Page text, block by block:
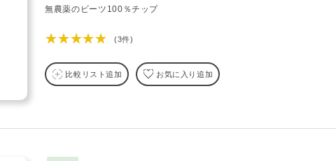
無農薬のビーツ100％チップ
★★★★★ (3件)
比較リスト追加 お気に入り追加